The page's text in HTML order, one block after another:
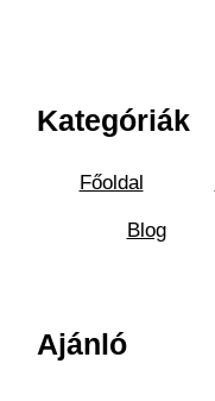
Kategóriák
Főoldal
Blog
Ajánló